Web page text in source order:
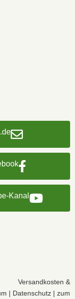
Kanal
Versandkosten &
| Datenschutz | zum